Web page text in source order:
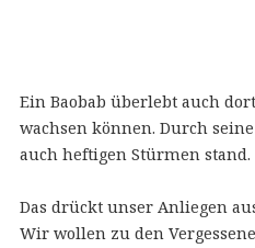
Ein Baobab überlebt auch
wachsen können. Durch
auch heftigen Stürmen stand.
Das drückt unser Anliegen
Wir wollen zu den